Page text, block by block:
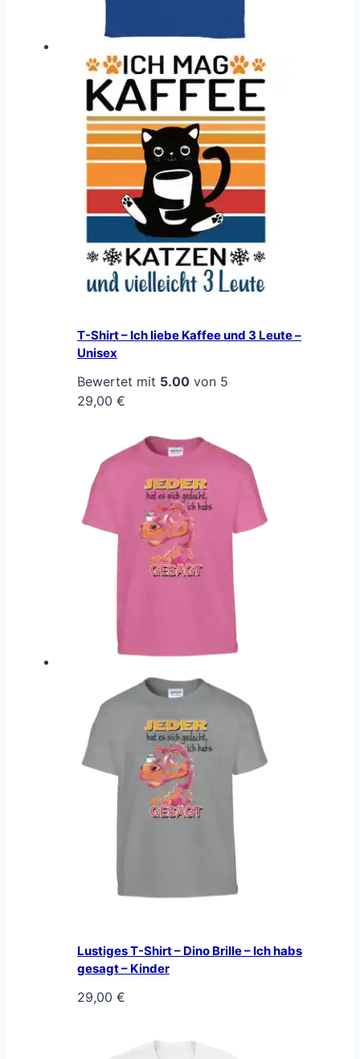
T-Shirt – Ich liebe Kaffee und 3 Leute –
Unisex
Bewertet mit 5.00 von 5
29,00 €
Lustiges T-Shirt – Dino Brille – Ich habs
gesagt – Kinder
29,00 €